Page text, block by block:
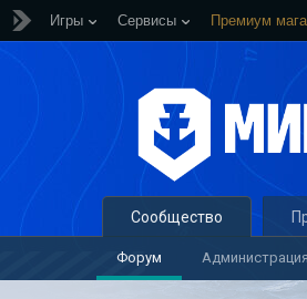
Игры Сервисы Премиум
Сообщество
Форум Администрация